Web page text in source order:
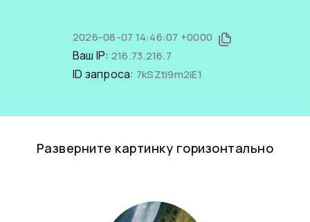
2026-08-07 14:46:07 +0000
Ваш IP: 216.73.216.7
ID запроса: 7kSZti9m2iE1
Разверните картинку горизонтально